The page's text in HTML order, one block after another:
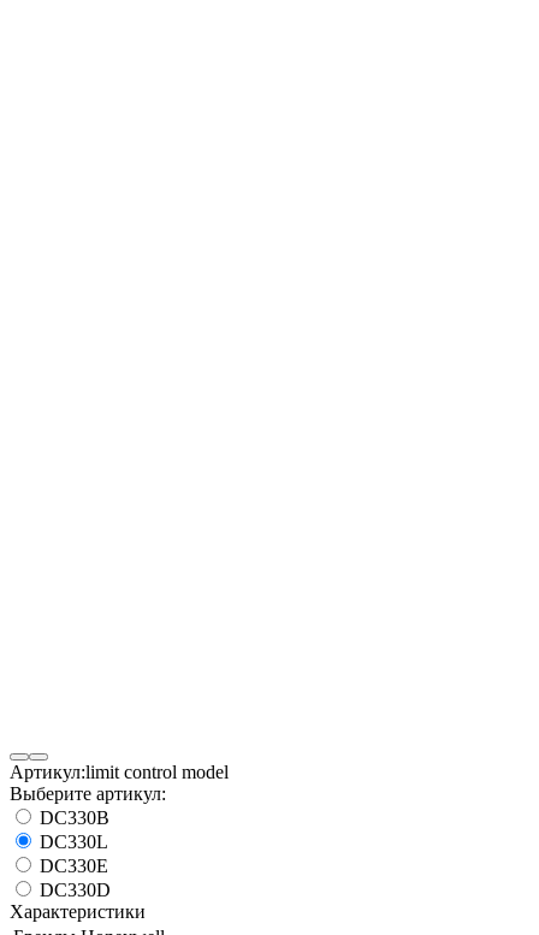
Артикул:limit control model
Выберите артикул:
DC330B
DC330L
DC330E
DC330D
Характеристики